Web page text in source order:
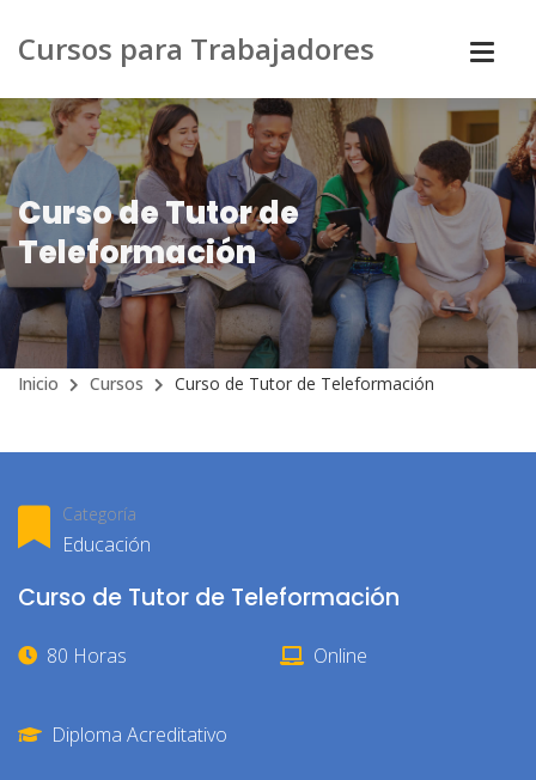
Cursos para Trabajadores
Curso de Tutor de
Teleformación
Inicio Cursos Curso de Tutor de Teleformación
Categoría
Educación
Curso de Tutor de Teleformación
80 Horas Online
Diploma Acreditativo